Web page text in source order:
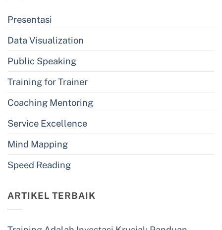
Presentasi
Data Visualization
Public Speaking
Training for Trainer
Coaching Mentoring
Service Excellence
Mind Mapping
Speed Reading
ARTIKEL TERBAIK